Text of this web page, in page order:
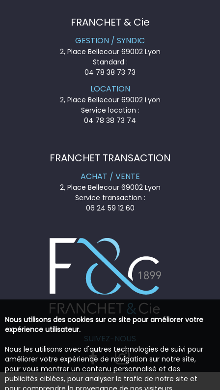
FRANCHET & Cie
GESTION / SYNDIC
2, Place Bellecour 69002 Lyon
Standard :
04 78 38 73 73
LOCATION
2, Place Bellecour 69002 Lyon
Service location :
04 78 38 73 74
FRANCHET TRANSACTION
ACHAT / VENTE
2, Place Bellecour 69002 Lyon
Service transaction :
06 24 59 12 60
SUIVEZ-NOUS
Nous utilisons des cookies sur ce site pour améliorer votre
expérience utilisateur.
Nous les utilisons avec d'autres technologies de suivi pour
améliorer votre expérience de navigation sur notre site,
pour vous montrer un contenu personnalisé et des
publicités ciblées, pour analyser le trafic de notre site et